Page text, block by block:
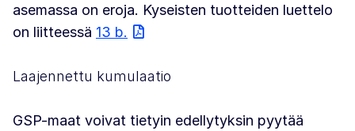
asemassa on eroja. Kyseisten tuotteiden luettelo
on liitteessä 13 b.
Laajennettu kumulaatio
GSP-maat voivat tietyin edellytyksin pyytää